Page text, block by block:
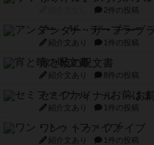
2件の投稿
アンダー・ザ・テーブ
紹介文あり 1件の投稿
宵と暁の呪文書
紹介文あり 8件の投稿
セミファイナル ～お
紹介文あり 1件の投稿
ワン・トゥ・ファイブ
紹介文あり 1件の投稿